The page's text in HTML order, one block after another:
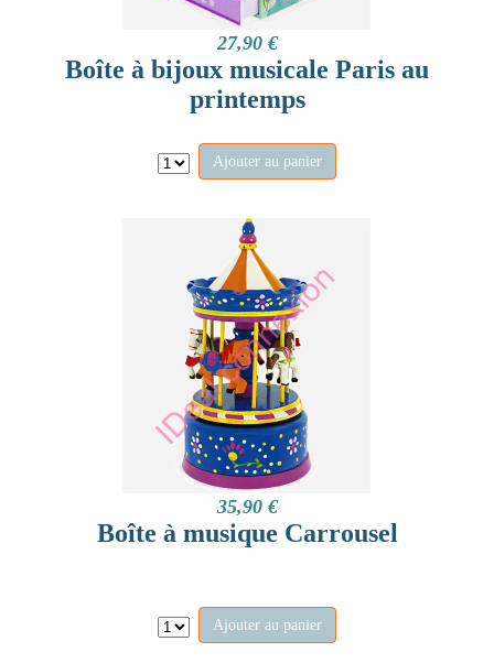
27,90 €
Boîte à bijoux musicale Paris au
printemps
Ajouter au panier
35,90 €
Boîte à musique Carrousel
Ajouter au panier